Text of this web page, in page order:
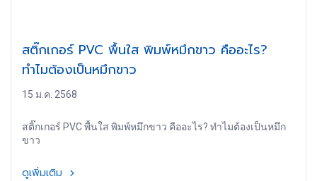
สติ๊กเกอร์ PVC พื้นใส พิมพ์หมึกขาว คืออะไร?
ทำไมต้องเป็นหมึกขาว
15 ม.ค. 2568
สติ๊กเกอร์ PVC พื้นใส พิมพ์หมึกขาว คืออะไร? ทำไมต้องเป็นหมึก
ขาว
ดูเพิ่มเติม